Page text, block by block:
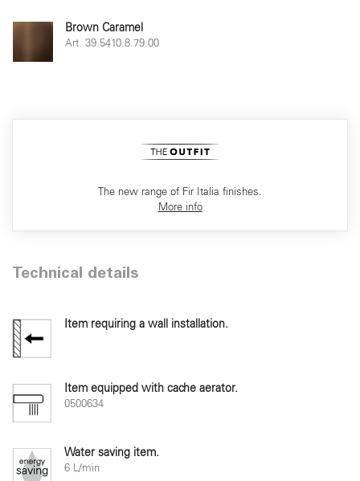
Brown Caramel
Art. 39.5410.8.79.00
The new range of Fir Italia finishes.
More info
Technical details
Item requiring a wall installation.
Item equipped with cache aerator.
0500634
Water saving item.
6 L/min